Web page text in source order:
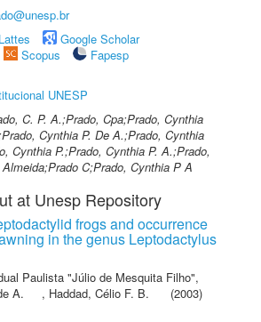
Google Scholar
Scopus
Fapesp
UNESP
C. P. A.;Prado, Cpa;Prado, Cynthia
Cynthia P. De A.;Prado, Cynthia
Cynthia P.;Prado, Cynthia P. A.;Prado,
C;Prado, Cynthia P A
at Unesp Repository
frogs and occurrence
in the genus Leptodactylus
Paulista "Júlio de Mesquita Filho",
A.
, Haddad, Célio F. B.
(2003)